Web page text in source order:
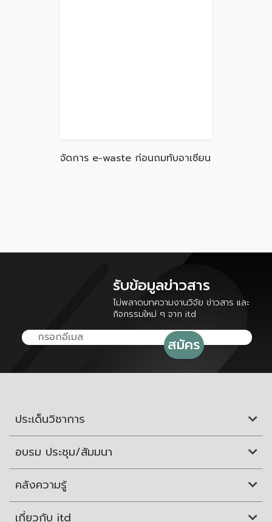
จัดการ e-waste ก่อนถมทับอาเซียน
รับข้อมูลข่าวสาร
ไม่พลาดบทความงานวิจัย ข่าวสาร และ
กิจกรรมใหม่ ๆ จาก itd
ประเด็นวิชาการ
อบรม ประชุม/สัมมนา
คลังความรู้
เกี่ยวกับ itd